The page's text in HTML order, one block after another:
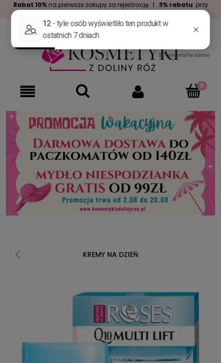
Rabat 10%na pierwsze zakupy za rejestrację. | 3% rabatu przy
KREMY NA DZIEŃ